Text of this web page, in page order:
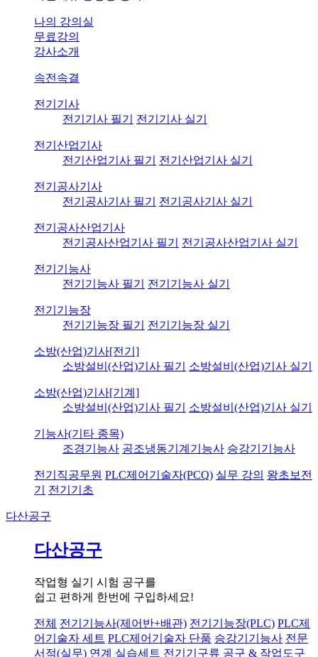
나의 강의실
무료강의
강사소개
속전속결
전기기사
전기기사 필기
전기기사 실기
전기산업기사
전기산업기사 필기
전기산업기사 실기
전기공사기사
전기공사기사 필기
전기공사기사 실기
전기공사산업기사
전기공사산업기사 필기
전기공사산업기사 실기
전기기능사
전기기능사 필기
전기기능사 실기
전기기능장
전기기능장 필기
전기기능장 실기
소방(산업)기사[전기]
소방설비(산업)기사 필기
소방설비(산업)기사 실기
소방(산업)기사[기계]
소방설비(산업)기사 필기
소방설비(산업)기사 실기
기능사(기타 종목)
조경기능사 공조냉동기계기능사 승강기기능사
전기직공무원 PLC제어기술자(PCQ) 실무 강의 왕초보전
기
전기기초
다산공구
다산공구
작업형 실기 시험 공구를
쉽고 편하게 한번에 구입하세요!
전체 전기기능사(제어반+배관) 전기기능장(PLC) PLC제
어기술자 세트 PLC제어기술자 단품 승강기기능사 전문
서적(실무) 연계 실습세트 전기기구류 공구 & 작업도구